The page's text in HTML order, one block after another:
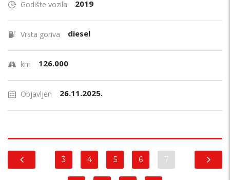
Godište vozila 2019
Vrsta goriva diesel
km 126.000
Objavljen 26.11.2025.
3 4 5 6 7